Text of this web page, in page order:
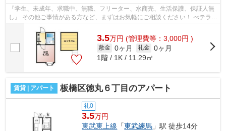
『学生、未成年、求職中、無職、フリーター、水商売、生活保護、保証人無
し』 その他ご事情がある方など、まずはお気軽にご相談ください！ べテラン
スタッフが対応致しますのでご希望...
3.5万円 (管理費等：3,000円 )
敷金 0ヶ月 礼金 0ヶ月
1階 / 1K / 11.29㎡
賃貸 | アパート 板橋区徳丸６丁目のアパート
礼0
3.5万円
東武東上線 「東武練馬 」駅 徒歩14分